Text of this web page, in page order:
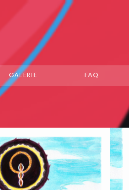
GALERIE FAQ